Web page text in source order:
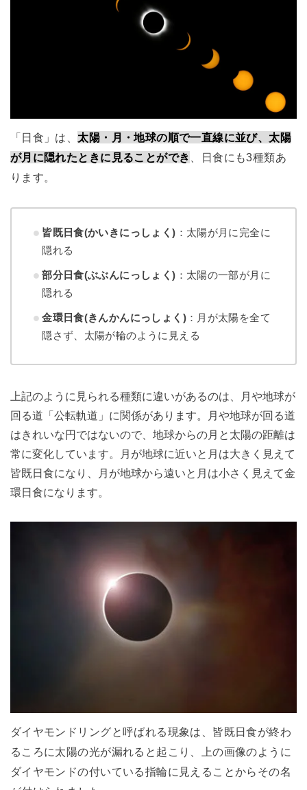
「日食」は、 太陽・月・地球の順で一直線に並び、太陽
が月に隠れたときに見ることができ
、日食にも3種類あ
ります。
皆既日食(かいきにっしょく) ：太陽が月に完全に
隠れる
部分日食(ぶぶんにっしょく) ：太陽の一部が月に
隠れる
金環日食(きんかんにっしょく)：月が太陽を全て
隠さず、太陽が輪のように見える
上記のように見られる種類に違いがあるのは、月や地球が
回る道「公転軌道」に関係があります。月や地球が回る道
はきれいな円ではないので、地球からの月と太陽の距離は
常に変化しています。月が地球に近いと月は大きく見えて
皆既日食になり、月が地球から遠いと月は小さく見えて金
環日食になります。
ダイヤモンドリングと呼ばれる現象は、皆既日食が終わ
るころに太陽の光が漏れると起こり、上の画像のように
ダイヤモンドの付いている指輪に見えることからその名